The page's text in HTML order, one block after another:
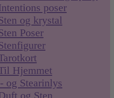
poser
og krystal
Poser
Hjemmet
og Stearinlys
og Sten